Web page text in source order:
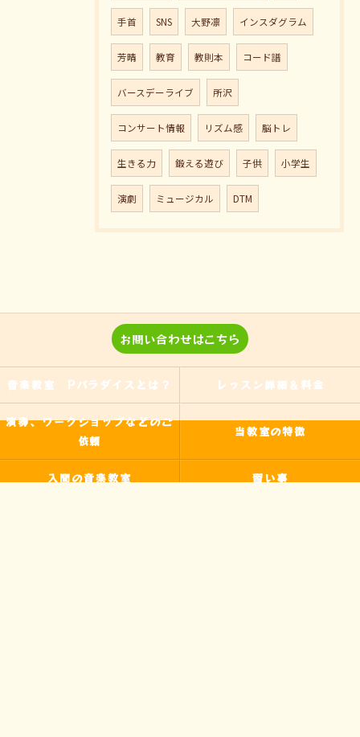
手首 SNS 大野凛 インスダグラム
芳晴 教育 教則本 コード譜
バースデーライブ 所沢
コンサート情報 リズム感 脳トレ
生きる力 鍛える遊び 子供 小学生
演劇 ミュージカル DTM
お問い合わせはこちら
音楽教室 Pパラダイスとは？ レッスン詳細＆料金
演奏、ワークショップなどのご
依頼
当教室の特徴
入間の音楽教室 習い事